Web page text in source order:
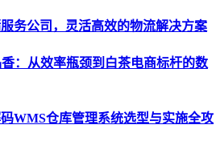
务公司，灵活高效的物流解决方案
：从效率瓶颈到白茶电商标杆的数
WMS仓库管理系统选型与实施全攻